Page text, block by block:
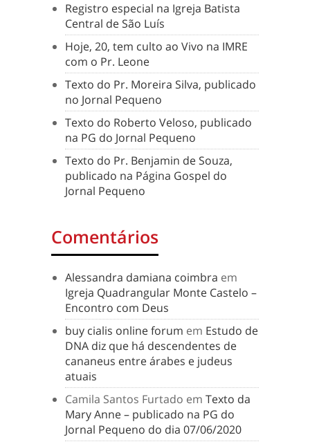
Registro especial na Igreja Batista
Central de São Luís
Hoje, 20, tem culto ao Vivo na IMRE
com o Pr. Leone
Texto do Pr. Moreira Silva, publicado
no Jornal Pequeno
Texto do Roberto Veloso, publicado
na PG do Jornal Pequeno
Texto do Pr. Benjamin de Souza,
publicado na Página Gospel do
Jornal Pequeno
Comentários
Alessandra damiana coimbra em
Igreja Quadrangular Monte Castelo –
Encontro com Deus
buy cialis online forum em Estudo de
DNA diz que há descendentes de
cananeus entre árabes e judeus
atuais
Camila Santos Furtado em Texto da
Mary Anne – publicado na PG do
Jornal Pequeno do dia 07/06/2020